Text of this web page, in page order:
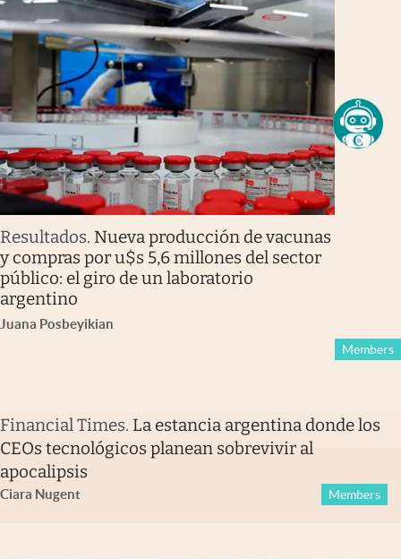
Resultados. Nueva producción de vacunas
y compras por u$s 5,6 millones del sector
público: el giro de un laboratorio
argentino
Juana Posbeyikian
Members
Financial Times. La estancia argentina donde los
CEOs tecnológicos planean sobrevivir al
apocalipsis
Ciara Nugent Members